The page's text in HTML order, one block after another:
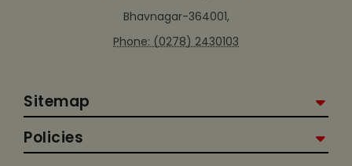
Bhavnagar-364001,
Phone: (0278) 2430103
Sitemap
Policies